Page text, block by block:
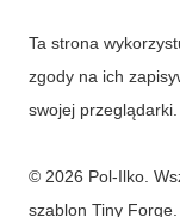
Ta strona
zgody na ich
swojej przeglądarki.
© 2026 Pol-Ilko.
szablon Tiny Forge